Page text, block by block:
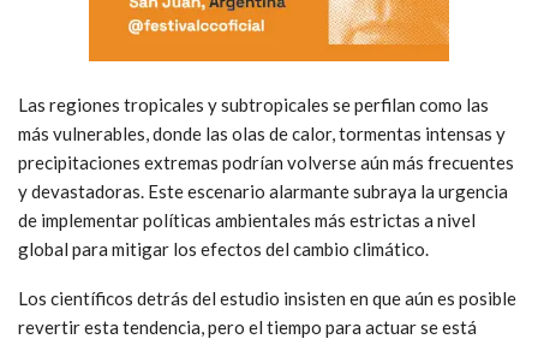
Las regiones tropicales y subtropicales se perfilan como las
más vulnerables, donde las olas de calor, tormentas intensas y
precipitaciones extremas podrían volverse aún más frecuentes
y devastadoras. Este escenario alarmante subraya la urgencia
de implementar políticas ambientales más estrictas a nivel
global para mitigar los efectos del cambio climático.
Los científicos detrás del estudio insisten en que aún es posible
revertir esta tendencia, pero el tiempo para actuar se está